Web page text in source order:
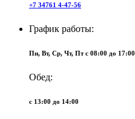
+7 34761 4-47-56
График работы:
Пн, Вт, Ср, Чт, Пт c 08:00 до 17:00
Обед:
c 13:00 до 14:00